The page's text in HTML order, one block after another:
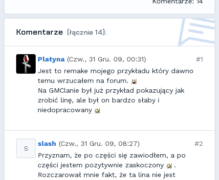
Komentarze (łącznie 14):
Platyna (Czw., 31 Gru. 09, 00:31)
#1
Jest to remake mojego przykładu który dawno
temu wrzucałem na forum.
Na GMClanie był już przykład pokazujący jak
zrobić linę, ale był on bardzo słaby i
niedopracowany
S
slash (Czw., 31 Gru. 09, 08:27)
#2
Przyznam, że po części się zawiodłem, a po
części jestem pozytywnie zaskoczony
.
Rozczarował mnie fakt, że ta lina nie jest